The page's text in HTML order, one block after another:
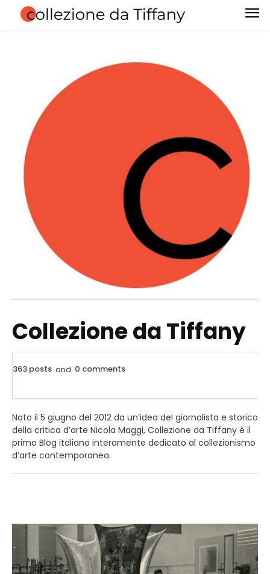
Collezione da Tiffany
363 posts and 0 comments
Nato il 5 giugno del 2012 da un’idea del giornalista e storico
della critica d’arte Nicola Maggi, Collezione da Tiffany è il
primo Blog italiano interamente dedicato al collezionismo
d’arte contemporanea.